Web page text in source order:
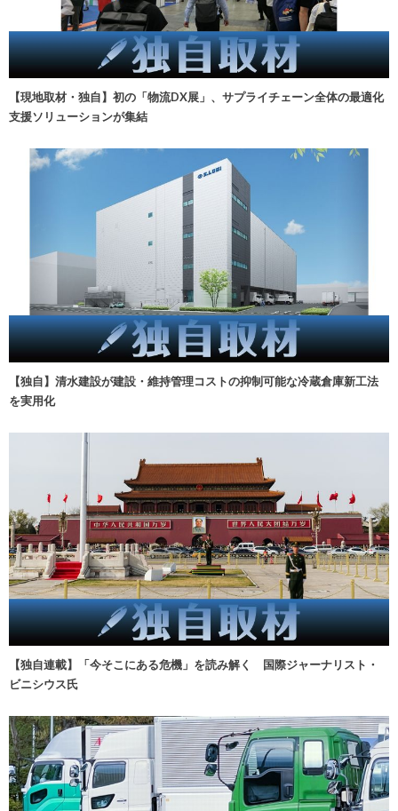
【現地取材・独自】初の「物流DX展」、サプライチェーン全体の最適化
支援ソリューションが集結
【独自】清水建設が建設・維持管理コストの抑制可能な冷蔵倉庫新工法
を実用化
【独自連載】「今そこにある危機」を読み解く 国際ジャーナリスト・
ビニシウス氏